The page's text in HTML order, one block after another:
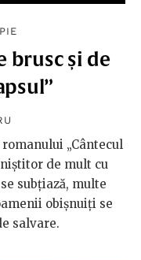
brusc și de
„Cântecul
de mult cu
subțiază, multe
obișnuiți se
salvare.